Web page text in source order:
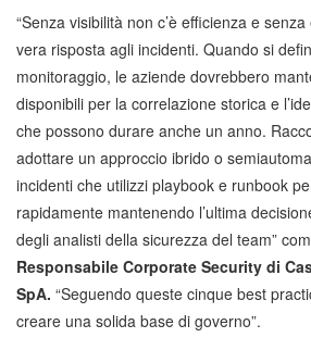
“Senza visibilità non c’è efficienza e
vera risposta agli incidenti. Quando si
monitoraggio, le aziende dovrebbero
disponibili per la correlazione storica e
che possono durare anche un anno.
adottare un approccio ibrido o
incidenti che utilizzi playbook e runbook
rapidamente mantenendo l’ultima
degli analisti della sicurezza del team”
Responsabile Corporate Security di
SpA. “Seguendo queste cinque best
creare una solida base di governo”.